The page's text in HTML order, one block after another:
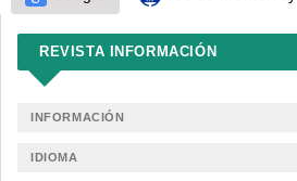
REVISTA INFORMACIÓN
INFORMACIÓN
IDIOMA